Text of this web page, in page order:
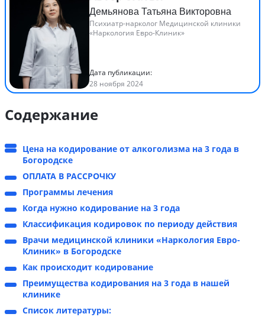
Демьянова Татьяна Викторовна
Психиатр-нарколог Медицинской клиники
«Наркология Евро-Клиник»
Дата публикации:
28 ноября 2024
Содержание
Цена на кодирование от алкоголизма на 3 года в
Богородске
ОПЛАТА В РАССРОЧКУ
Программы лечения
Когда нужно кодирование на 3 года
Классификация кодировок по периоду действия
Врачи медицинской клиники «Наркология Евро-
Клиник» в Богородске
Как происходит кодирование
Преимущества кодирования на 3 года в нашей
клинике
Список литературы: